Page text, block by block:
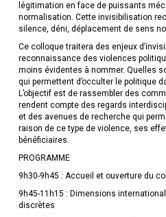
légitimation en face de puissants
normalisation. Cette invisibilisation
silence, déni, déplacement de sens
Ce colloque traitera des enjeux
reconnaissance des violences
moins évidentes à nommer. Quelles
qui permettent d’occulter le politique
L’objectif est de rassembler des
rendent compte des regards
et des avenues de recherche qui
raison de ce type de violence, ses
bénéficiaires.
PROGRAMME
9h30-9h45 : Accueil et ouverture du
9h45-11h15 : Dimensions
discrètes